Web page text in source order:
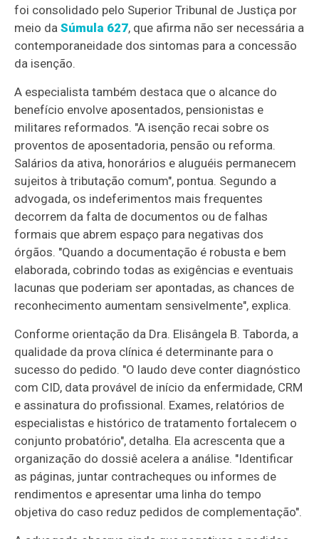
foi consolidado pelo Superior Tribunal de Justiça por
meio daSúmula 627, que afirma não ser necessária a
contemporaneidade dos sintomas para a concessão
da isenção.
A especialista também destaca que o alcance do
benefício envolve aposentados, pensionistas e
militares reformados. "A isenção recai sobre os
proventos de aposentadoria, pensão ou reforma.
Salários da ativa, honorários e aluguéis permanecem
sujeitos à tributação comum", pontua. Segundo a
advogada, os indeferimentos mais frequentes
decorrem da falta de documentos ou de falhas
formais que abrem espaço para negativas dos
órgãos. "Quando a documentação é robusta e bem
elaborada, cobrindo todas as exigências e eventuais
lacunas que poderiam ser apontadas, as chances de
reconhecimento aumentam sensivelmente", explica.
Conforme orientação da Dra. Elisângela B. Taborda, a
qualidade da prova clínica é determinante para o
sucesso do pedido. "O laudo deve conter diagnóstico
com CID, data provável de início da enfermidade, CRM
e assinatura do profissional. Exames, relatórios de
especialistas e histórico de tratamento fortalecem o
conjunto probatório", detalha. Ela acrescenta que a
organização do dossiê acelera a análise. "Identificar
as páginas, juntar contracheques ou informes de
rendimentos e apresentar uma linha do tempo
objetiva do caso reduz pedidos de complementação".